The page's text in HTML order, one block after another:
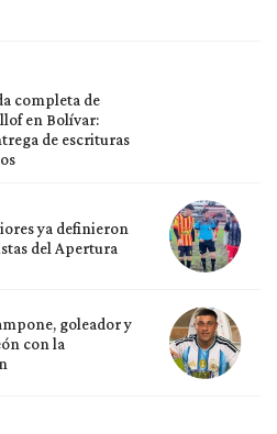
completa de
en Bolívar:
de escrituras
ya definieron
del Apertura
goleador y
con la